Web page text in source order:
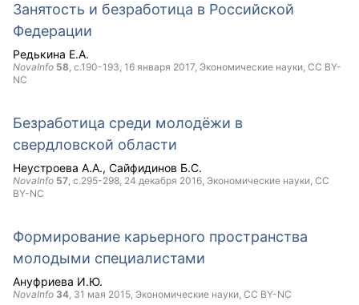
Занятость и безработица в Российской
Федерации
Редькина Е.А.
NovaInfo 58, с.190-193, 16 января 2017, Экономические науки, CC BY-
NC
Безработица среди молодёжи в
свердловской области
Неустроева А.А. Сайфидинов Б.С.
NovaInfo 57, с.295-298, 24 декабря 2016, Экономические науки, CC
BY-NC
Формирование карьерного пространства
молодыми специалистами
Ануфриева И.Ю.
NovaInfo 34, 31 мая 2015, Экономические науки, CC BY-NC